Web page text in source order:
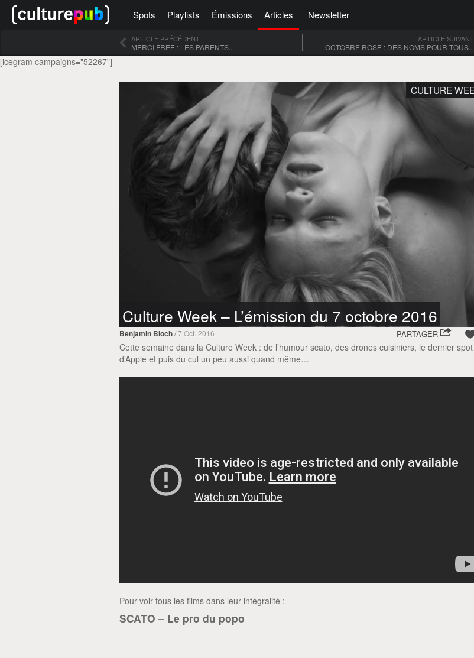
Spots Playlists Émissions Articles Newsletter
ARTICLE PRÉCÉDENT
MERCI FREE : LES PARENTS...
ARTICLE SUIVANT
OCTOBRE ROSE : DES NOMS POUR TOUS...
[icegram campaigns="52267"]
CULTURE
Culture Week – L’émission du 7 octobre 2016
Benjamin Bloch/7 Oct. 2016 PARTAGER
Cette semaine dans la Culture Week : de l’humour scato, des drones cuisiniers, le dernier spot
d’Apple et puis du cul un peu aussi quand même…
Pour voir tous les films dans leur intégralité :
SCATO – Le pro du popo